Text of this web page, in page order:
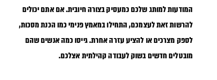
המודעות למותג שלכם כמעסיק בצורה חיובית. אם אתם יכולים
להרשות זאת לעצמכם, התחילו במאמץ פנימי כמו הכנת מסכות,
לספק מצרכים או להציע עזרה אחרת. גייסו כמה אנשים שהם
מובטלים חדשים בשוק לעבודה קהילתית אצלכם.